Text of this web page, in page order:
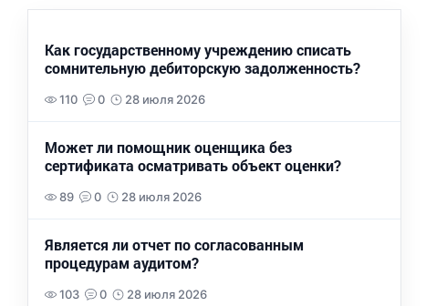
Как государственному учреждению списать
сомнительную дебиторскую задолженность?
110 0 28 июля 2026
Может ли помощник оценщика без
сертификата осматривать объект оценки?
89 0 28 июля 2026
Является ли отчет по согласованным
процедурам аудитом?
103 0 28 июля 2026